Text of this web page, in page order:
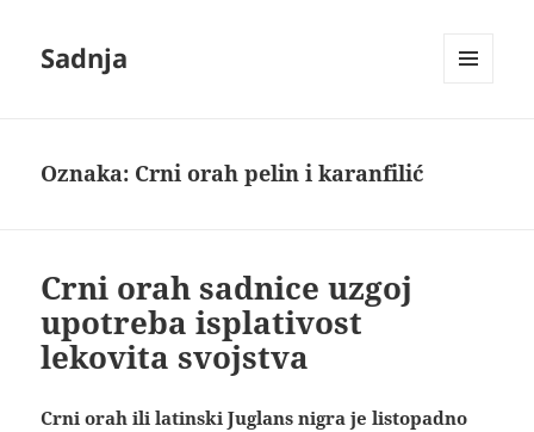
Sadnja
Oznaka: Crni orah pelin i karanfilić
Crni orah sadnice uzgoj
upotreba isplativost
lekovita svojstva
Crni orah ili latinski Juglans nigra je listopadno